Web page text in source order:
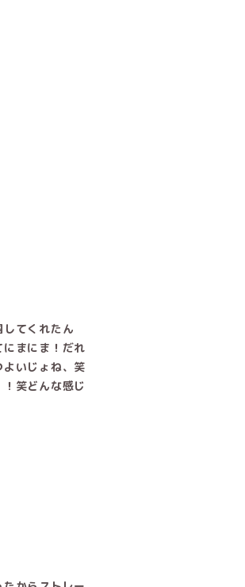
てくれたん
まにま！だれ
いじょね、笑
笑どんな感じ